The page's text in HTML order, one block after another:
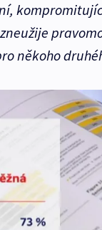
někoho